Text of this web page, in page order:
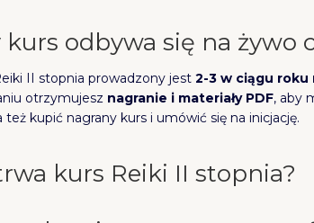
kurs odbywa się na żywo
II stopnia prowadzony jest2-3 w ciągu roku
otrzymujesz nagranie i materiały PDF, aby
też kupić nagrany kurs i umówić się na inicjację.
kurs Reiki II stopnia?